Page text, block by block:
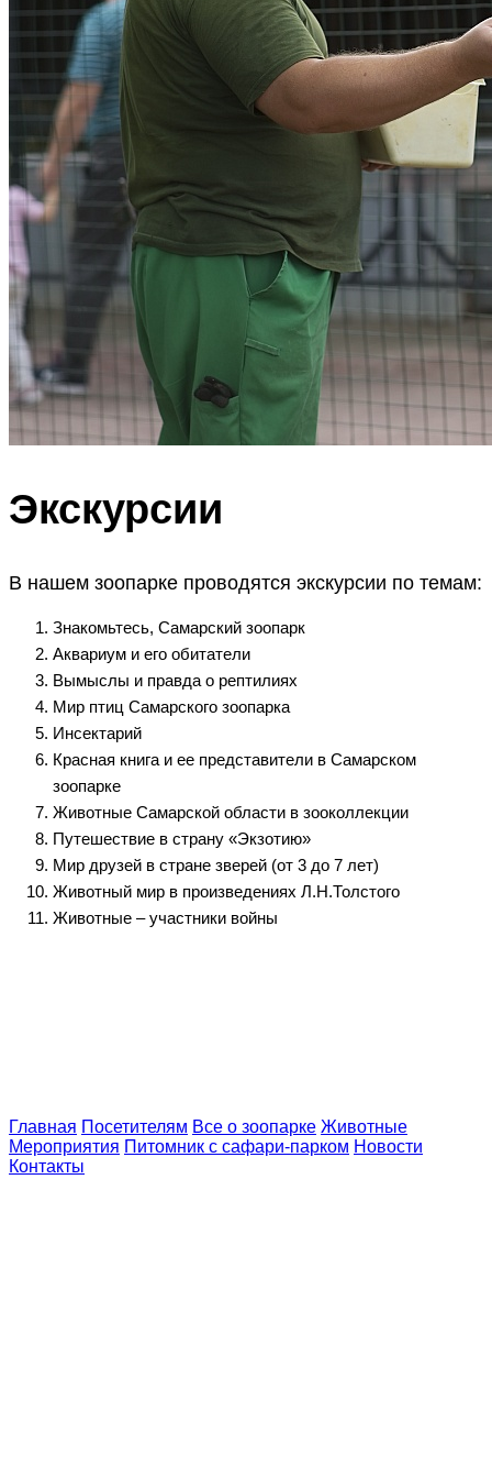
Экскурсии
В нашем зоопарке проводятся экскурсии по темам:
Знакомьтесь, Самарский зоопарк
Аквариум и его обитатели
Вымыслы и правда о рептилиях
Мир птиц Самарского зоопарка
Инсектарий
Красная книга и ее представители в Самарском
зоопарке
Животные Самарской области в зооколлекции
Путешествие в страну «Экзотию»
Мир друзей в стране зверей (от 3 до 7 лет)
Животный мир в произведениях Л.Н.Толстого
Животные – участники войны
Главная Посетителям Все о зоопарке Животные
Мероприятия Питомник с сафари-парком Новости
Контакты